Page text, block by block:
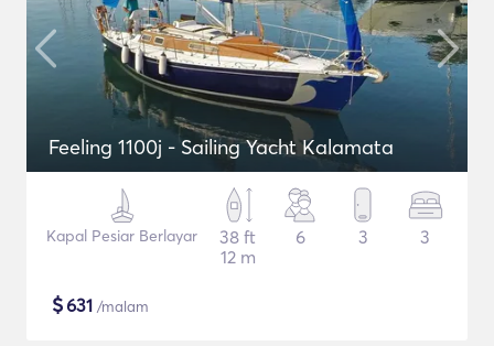
Feeling 1100j - Sailing Yacht Kalamata
Kapal Pesiar Berlayar
38 ft
12 m
6 3 3
$631 /malam